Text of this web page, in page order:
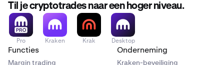
Handel in NIGHT Perp
Alleen het NIGHT Perp-handelsvolume tijdens de
challenge telt mee voor beloningen.
Als je nog geen account hebt, maak er dan een aan en
voltooi de bovenstaande stappen voordat de challenge
samengevoegd in het hoofdaccount.
Kraken behoudt zich het recht voor om deelnemers
te diskwalificeren die misbruik maken van de
promotie, inclusief door het gebruik van meerdere
accounts, wash trading of volumemanipulatie.
Til je cryptotrades naar een hoger niveau.
Pro Kraken Krak Desktop
Functies
Margin trading
Onderneming
Kraken-beveiliging